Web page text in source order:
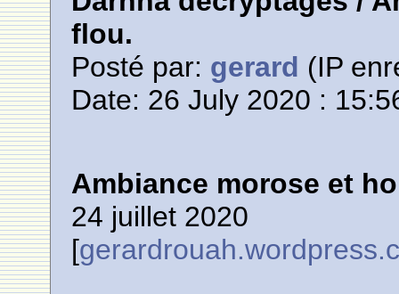
flou.
Posté par: gerard (IP
Date: 26 July 2020 :
Ambiance morose et
24 juillet 2020
[